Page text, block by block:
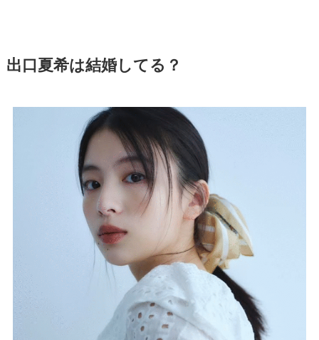
出口夏希は結婚してる？